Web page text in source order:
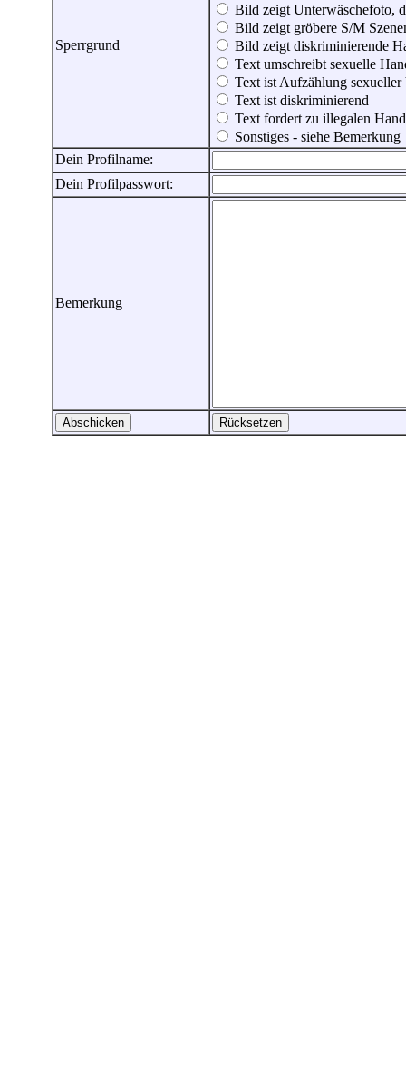
Sperrgrund
Bild zeigt Unterwäschefoto,
Bild zeigt gröbere S/M
Bild zeigt diskriminierende
Text umschreibt sexuelle
Text ist Aufzählung sexueller
Text ist diskriminierend
Text fordert zu illegalen
Sonstiges - siehe Bemerkung
Dein Profilname:
Dein Profilpasswort:
Bemerkung